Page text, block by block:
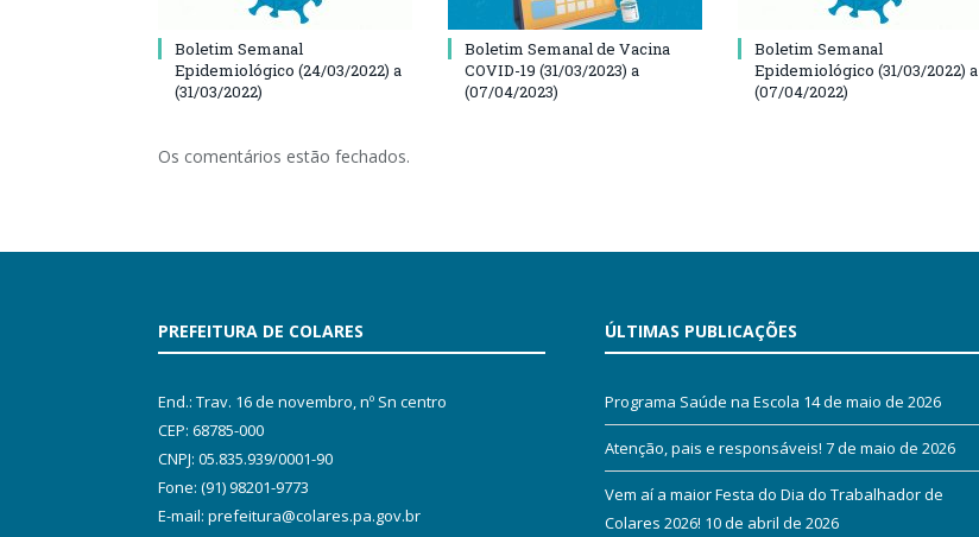
Boletim Semanal
Epidemiológico (24/03/2022) a
(31/03/2022)
Boletim Semanal de Vacina
COVID-19 (31/03/2023) a
(07/04/2023)
Boletim Semanal
Epidemiológico (31/03/2022) a
(07/04/2022)
Os comentários estão fechados.
PREFEITURA DE COLARES
End.: Trav. 16 de novembro, nº Sn centro
CEP: 68785-000
CNPJ: 05.835.939/0001-90
Fone: (91) 98201-9773
E-mail: prefeitura@colares.pa.gov.br
ÚLTIMAS PUBLICAÇÕES
Programa Saúde na Escola 14 de maio de 2026
Atenção, pais e responsáveis! 7 de maio de 2026
Vem aí a maior Festa do Dia do Trabalhador de
Colares 2026! 10 de abril de 2026